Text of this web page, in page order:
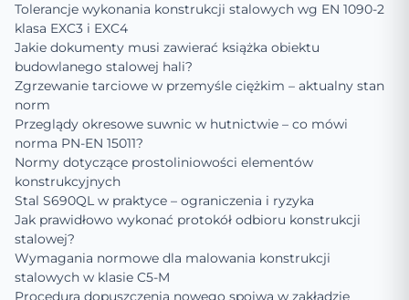
Tolerancje wykonania konstrukcji stalowych wg EN 1090-2
klasa EXC3 i EXC4
Jakie dokumenty musi zawierać książka obiektu
budowlanego stalowej hali?
Zgrzewanie tarciowe w przemyśle ciężkim – aktualny stan
norm
Przeglądy okresowe suwnic w hutnictwie – co mówi
norma PN-EN 15011?
Normy dotyczące prostoliniowości elementów
konstrukcyjnych
Stal S690QL w praktyce – ograniczenia i ryzyka
Jak prawidłowo wykonać protokół odbioru konstrukcji
stalowej?
Wymagania normowe dla malowania konstrukcji
stalowych w klasie C5-M
Procedura dopuszczenia nowego spoiwa w zakładzie